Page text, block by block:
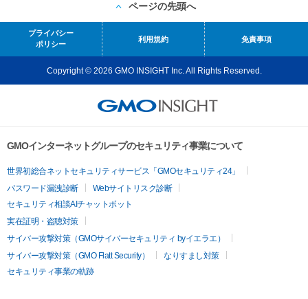
ページの先頭へ
プライバシー
ポリシー
利用規約 免責事項
Copyright © 2026 GMO INSIGHT Inc. All Rights Reserved.
GMOインターネットグループのセキュリティ事業について
世界初総合ネットセキュリティサービス「GMOセキュリティ24」
パスワード漏洩診断
Webサイトリスク診断
セキュリティ相談AIチャットボット
実在証明・盗聴対策
サイバー攻撃対策（GMOサイバーセキュリティ byイエラエ）
サイバー攻撃対策（GMO Flatt Security）
なりすまし対策
セキュリティ事業の軌跡